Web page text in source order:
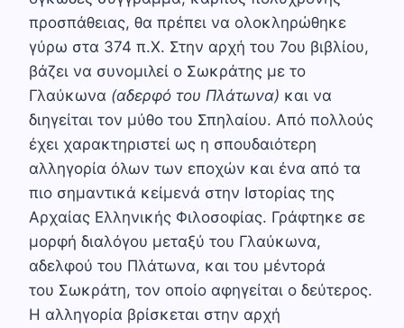
προσπάθειας, θα πρέπει να ολοκληρώθηκε
γύρω στα 374 π.Χ. Στην αρχή του 7ου βιβλίου,
βάζει να συνομιλεί ο Σωκράτης με το
Γλαύκωνα (αδερφό του Πλάτωνα) και να
διηγείται τον μύθο του Σπηλαίου. Από πολλούς
έχει χαρακτηριστεί ως η σπουδαιότερη
αλληγορία όλων των εποχών και ένα από τα
πιο σημαντικά κείμενά στην Ιστορίας της
Αρχαίας Ελληνικής Φιλοσοφίας. Γράφτηκε σε
μορφή διαλόγου μεταξύ του Γλαύκωνα,
αδελφού του Πλάτωνα, και του μέντορά
του Σωκράτη, τον οποίο αφηγείται ο δεύτερος.
Η αλληγορία βρίσκεται στην αρχή